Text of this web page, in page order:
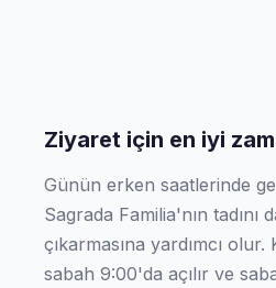
Ziyaret için en iyi
Günün erken saatlerinde
Sagrada Familia'nın tadını
çıkarmasına yardımcı olur.
sabah 9:00'da açılır ve